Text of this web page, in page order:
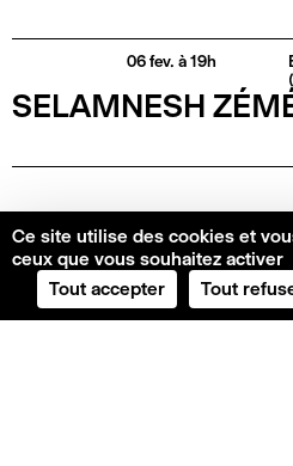
06 fev. à 19h
SELAMNESH
Autour du spectacle
Programme de salle
Ce site utilise des cookies et
ceux que vous souhaitez activer
Tout accepter
Tout